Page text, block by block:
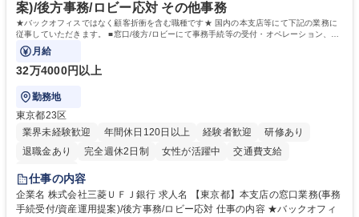
案)/後方事務/ロビー応対 その他事務
★バックオフィスではなく顧客折衝を含む職種です★ 国内の本支店等にて下記の業務に
従事していただきます。 ■窓口/後方/ロビーにて事務手続等の受付・オペレーション、お
客様対応
月給
32万4000円以上
勤務地
東京都23区
業界未経験歓迎
年間休日120日以上 経験者歓迎
研修あり
退職金あり
完全週休2日制 女性が活躍中
交通費支給
土日祝休み
仕事の内容
企業名 株式会社三菱ＵＦＪ銀行 求人名 【東京都】本支店の窓口業務(事務
手続受付/資産運用提案)/後方事務/ロビー応対 仕事の内容 ★バックオフィ